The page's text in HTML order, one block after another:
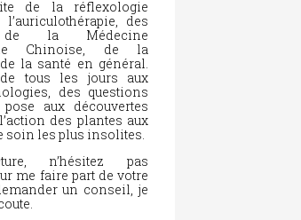
de la réflexologie
des
de la Médecine
Chinoise, de la
la santé en général.
tous les jours aux
des questions
aux découvertes
des plantes aux
soin les plus insolites.
n’hésitez pas
me faire part de votre
un conseil, je